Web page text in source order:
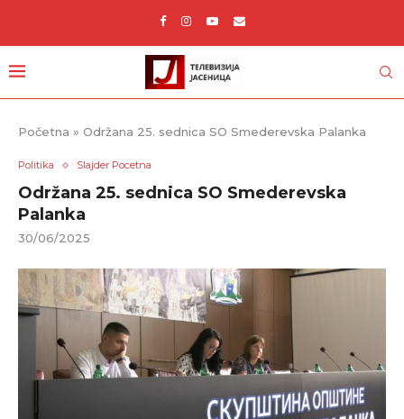
Početna » Održana 25. sednica SO Smederevska Palanka
Politika Slajder Pocetna
Održana 25. sednica SO Smederevska
Palanka
30/06/2025